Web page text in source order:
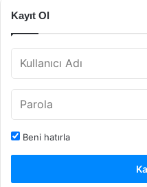
Kayıt Ol
Beni hatırla